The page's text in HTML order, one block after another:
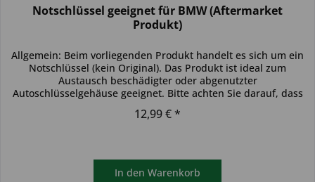
Notschlüssel geeignet für BMW (Aftermarket
Produkt)
Allgemein: Beim vorliegenden Produkt handelt es sich um ein
Notschlüssel (kein Original). Das Produkt ist ideal zum
Austausch beschädigter oder abgenutzter
Autoschlüsselgehäuse geeignet. Bitte achten Sie darauf, dass
12,99 € *
In den Warenkorb